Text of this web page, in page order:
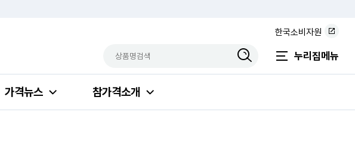
한국소비자원
누리집메뉴
가격뉴스 참가격소개